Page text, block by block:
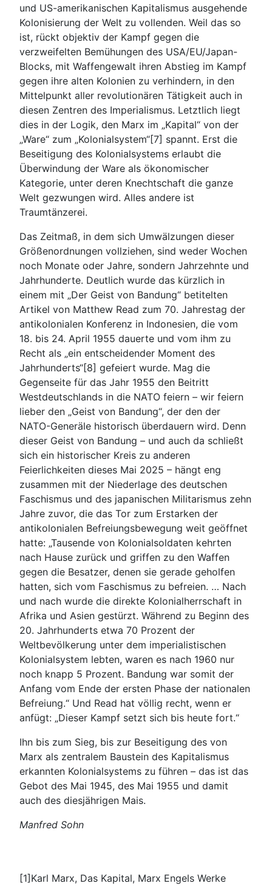
und US-amerikanischen Kapitalismus ausgehende
Kolonisierung der Welt zu vollenden. Weil das so
ist, rückt objektiv der Kampf gegen die
verzweifelten Bemühungen des USA/EU/Japan-
Blocks, mit Waffengewalt ihren Abstieg im Kampf
gegen ihre alten Kolonien zu verhindern, in den
Mittelpunkt aller revolutionären Tätigkeit auch in
diesen Zentren des Imperialismus. Letztlich liegt
dies in der Logik, den Marx im „Kapital“ von der
„Ware“ zum „Kolonialsystem“[7] spannt. Erst die
Beseitigung des Kolonialsystems erlaubt die
Überwindung der Ware als ökonomischer
Kategorie, unter deren Knechtschaft die ganze
Welt gezwungen wird. Alles andere ist
Traumtänzerei.
Das Zeitmaß, in dem sich Umwälzungen dieser
Größenordnungen vollziehen, sind weder Wochen
noch Monate oder Jahre, sondern Jahrzehnte und
Jahrhunderte. Deutlich wurde das kürzlich in
einem mit „Der Geist von Bandung“ betitelten
Artikel von Matthew Read zum 70. Jahrestag der
antikolonialen Konferenz in Indonesien, die vom
18. bis 24. April 1955 dauerte und vom ihm zu
Recht als „ein entscheidender Moment des
Jahrhunderts“[8] gefeiert wurde. Mag die
Gegenseite für das Jahr 1955 den Beitritt
Westdeutschlands in die NATO feiern – wir feiern
lieber den „Geist von Bandung“, der den der
NATO-Generäle historisch überdauern wird. Denn
dieser Geist von Bandung – und auch da schließt
sich ein historischer Kreis zu anderen
Feierlichkeiten dieses Mai 2025 – hängt eng
zusammen mit der Niederlage des deutschen
Faschismus und des japanischen Militarismus zehn
Jahre zuvor, die das Tor zum Erstarken der
antikolonialen Befreiungsbewegung weit geöffnet
hatte: „Tausende von Kolonialsoldaten kehrten
nach Hause zurück und griffen zu den Waffen
gegen die Besatzer, denen sie gerade geholfen
hatten, sich vom Faschismus zu befreien. … Nach
und nach wurde die direkte Kolonialherrschaft in
Afrika und Asien gestürzt. Während zu Beginn des
20. Jahrhunderts etwa 70 Prozent der
Weltbevölkerung unter dem imperialistischen
Kolonialsystem lebten, waren es nach 1960 nur
noch knapp 5 Prozent. Bandung war somit der
Anfang vom Ende der ersten Phase der nationalen
Befreiung.“ Und Read hat völlig recht, wenn er
anfügt: „Dieser Kampf setzt sich bis heute fort.“
Ihn bis zum Sieg, bis zur Beseitigung des von
Marx als zentralem Baustein des Kapitalismus
erkannten Kolonialsystems zu führen – das ist das
Gebot des Mai 1945, des Mai 1955 und damit
auch des diesjährigen Mais.
Manfred Sohn
[1]Karl Marx, Das Kapital, Marx Engels Werke